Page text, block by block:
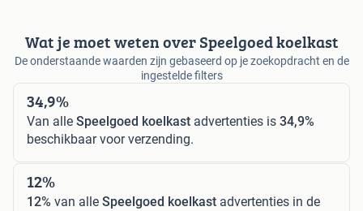
Wat je moet weten over Speelgoed koelkast
De onderstaande waarden zijn gebaseerd op je zoekopdracht en de
ingestelde filters
34,9%
Van alle Speelgoed koelkast advertenties is 34,9%
beschikbaar voor verzending.
12%
12% van alle Speelgoed koelkast advertenties in de